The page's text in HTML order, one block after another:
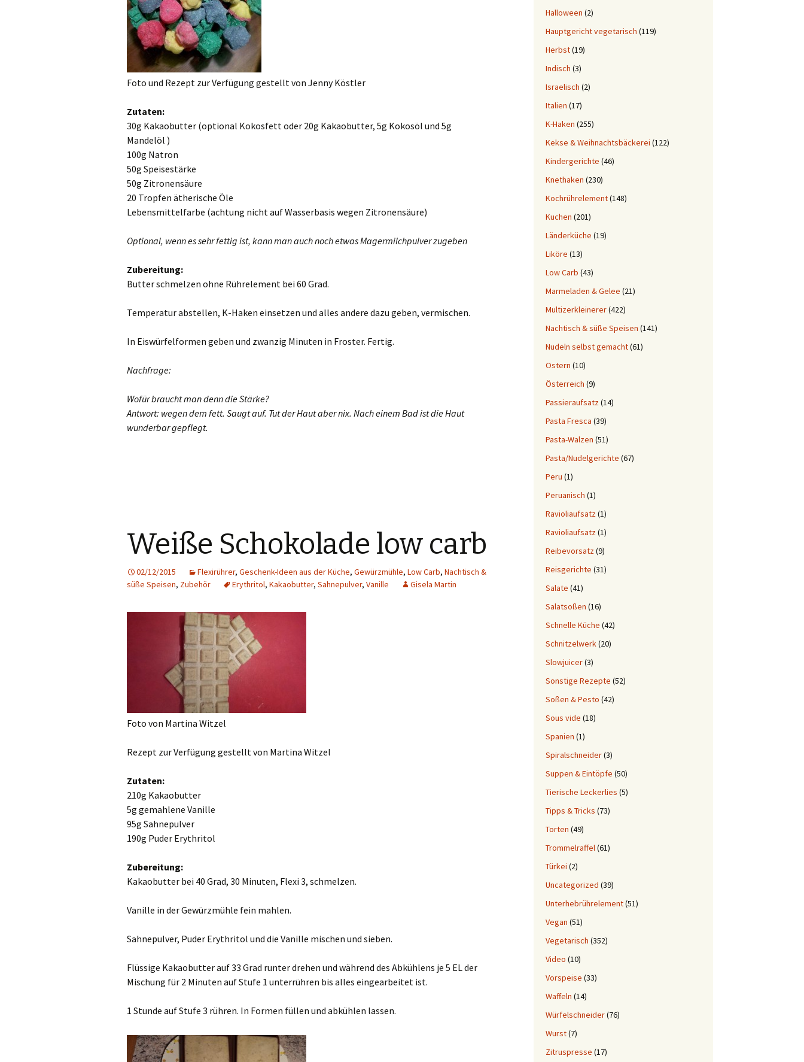
Foto und Rezept zur Verfügung gestellt von Jenny Köstler
Zutaten:
30g Kakaobutter (optional Kokosfett oder 20g Kakaobutter, 5g Kokosöl und 5g
Mandelöl )
100g Natron
50g Speisestärke
50g Zitronensäure
20 Tropfen ätherische Öle
Lebensmittelfarbe (achtung nicht auf Wasserbasis wegen Zitronensäure)
Optional, wenn es sehr fettig ist, kann man auch noch etwas Magermilchpulver zugeben
Zubereitung:
Butter schmelzen ohne Rührelement bei 60 Grad.
Temperatur abstellen, K-Haken einsetzen und alles andere dazu geben, vermischen.
In Eiswürfelformen geben und zwanzig Minuten in Froster. Fertig.
Nachfrage:
Wofür braucht man denn die Stärke?
Antwort: wegen dem fett. Saugt auf. Tut der Haut aber nix. Nach einem Bad ist die Haut
wunderbar gepflegt.
Weiße Schokolade low carb
02/12/2015 Flexirührer, Geschenk-Ideen aus der Küche, Gewürzmühle, Low Carb, Nachtisch &
süße Speisen, Zubehör Erythritol, Kakaobutter, Sahnepulver, Vanille Gisela Martin
Foto von Martina Witzel
Rezept zur Verfügung gestellt von Martina Witzel
Zutaten:
210g Kakaobutter
5g gemahlene Vanille
95g Sahnepulver
190g Puder Erythritol
Zubereitung:
Kakaobutter bei 40 Grad, 30 Minuten, Flexi 3, schmelzen.
Vanille in der Gewürzmühle fein mahlen.
Sahnepulver, Puder Erythritol und die Vanille mischen und sieben.
Flüssige Kakaobutter auf 33 Grad runter drehen und während des Abkühlens je 5 EL der
Mischung für 2 Minuten auf Stufe 1 unterrühren bis alles eingearbeitet ist.
1 Stunde auf Stufe 3 rühren. In Formen füllen und abkühlen lassen.
Halloween (2)
Hauptgericht vegetarisch (119)
Herbst(19)
Indisch (3)
Israelisch (2)
Italien (17)
K-Haken (255)
Kekse & Weihnachtsbäckerei (122)
Kindergerichte (46)
Knethaken (230)
Kochrührelement(148)
Kuchen (201)
Länderküche (19)
Liköre (13)
Low Carb (43)
Marmeladen & Gelee (21)
Multizerkleinerer(422)
Nachtisch & süße Speisen (141)
Nudeln selbst gemacht(61)
Ostern (10)
Österreich (9)
Passieraufsatz(14)
Pasta Fresca (39)
Pasta-Walzen (51)
Pasta/Nudelgerichte (67)
Peru (1)
Peruanisch (1)
Ravioliaufsatz(1)
Ravioliaufsatz(1)
Reibevorsatz(9)
Reisgerichte (31)
Salate (41)
Salatsoßen (16)
Schnelle Küche (42)
Schnitzelwerk(20)
Slowjuicer(3)
Sonstige Rezepte (52)
Soßen & Pesto (42)
Sous vide (18)
Spanien (1)
Spiralschneider(3)
Suppen & Eintöpfe (50)
Tierische Leckerlies (5)
Tipps & Tricks (73)
Torten (49)
Trommelraffel(61)
Türkei (2)
Uncategorized (39)
Unterhebrührelement(51)
Vegan (51)
Vegetarisch (352)
Video (10)
Vorspeise (33)
Waffeln (14)
Würfelschneider(76)
Wurst(7)
Zitruspresse (17)